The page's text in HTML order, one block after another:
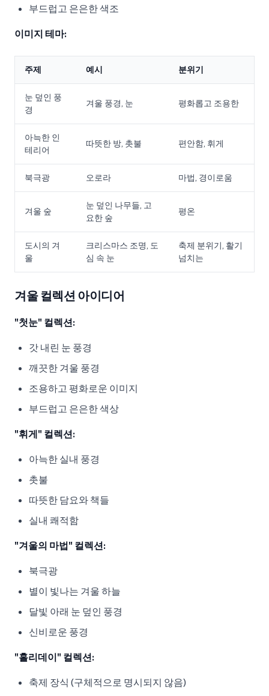
부드럽고 은은한 색조
이미지 테마:
주제 예시 분위기
눈 덮인 풍
경
겨울 풍경, 눈 평화롭고 조용한
아늑한 인
테리어
따뜻한 방, 촛불 편안함, 휘게
북극광 오로라 마법, 경이로움
겨울 숲
눈 덮인 나무들, 고
요한 숲
평온
도시의 겨
울
크리스마스 조명, 도
심 속 눈
축제 분위기, 활기
넘치는
겨울 컬렉션 아이디어
"첫눈" 컬렉션:
갓 내린 눈 풍경
깨끗한 겨울 풍경
조용하고 평화로운 이미지
부드럽고 은은한 색상
"휘게" 컬렉션:
아늑한 실내 풍경
촛불
따뜻한 담요와 책들
실내 쾌적함
"겨울의 마법" 컬렉션:
북극광
별이 빛나는 겨울 하늘
달빛 아래 눈 덮인 풍경
신비로운 풍경
"홀리데이" 컬렉션:
축제 장식 (구체적으로 명시되지 않음)